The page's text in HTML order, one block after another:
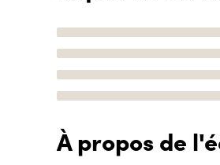
À propos de